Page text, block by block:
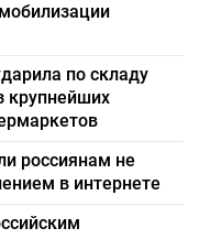
по складу
крупнейших
россиянам не
в интернете